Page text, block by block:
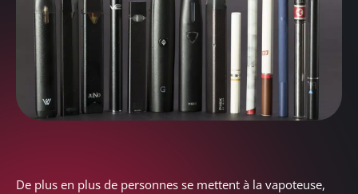
De plus en plus de personnes se mettent à la vapoteuse,